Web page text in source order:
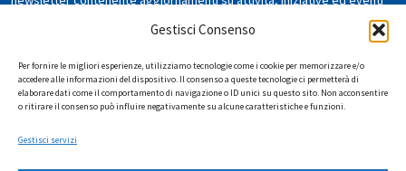
Gestisci Consenso
Per fornire le migliori esperienze, utilizziamo tecnologie come i cookie per memorizzare e/o
accedere alle informazioni del dispositivo. Il consenso a queste tecnologie ci permetterà di
elaborare dati come il comportamento di navigazione o ID unici su questo sito. Non acconsentire
o ritirare il consenso può influire negativamente su alcune caratteristiche e funzioni.
Gestisci servizi